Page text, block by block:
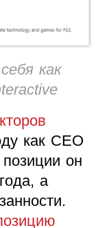
как
как CEO
он
а